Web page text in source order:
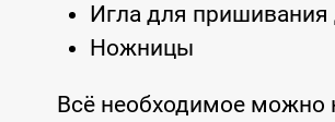
Игла для пришивания
Ножницы
Всё необходимое можно